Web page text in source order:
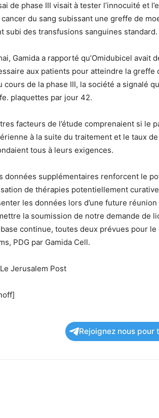
de phase III visait à tester l’innocuité et
cancer du sang subissant une greffe de
subi des transfusions sanguines standard.
Gamida a rapporté qu’Omidubicel
aux patients pour atteindre la
cours de la phase III, la société a signalé
plaquettes par jour 42.
facteurs de l’étude comprenaient si
à la suite du traitement et le taux
tous à leurs exigences.
données supplémentaires renforcent le
de thérapies potentiellement
les données lors d’une future
la soumission de notre demande de
continue, toutes deux prévues pour
PDG par Gamida Cell.
Jerusalem Post
Rejoignez nous pour